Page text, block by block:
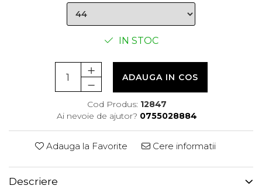
IN STOC
ADAUGA IN COS
Cod Produs: 12847
Ai nevoie de ajutor? 0755028884
Adauga la Favorite Cere informatii
Descriere